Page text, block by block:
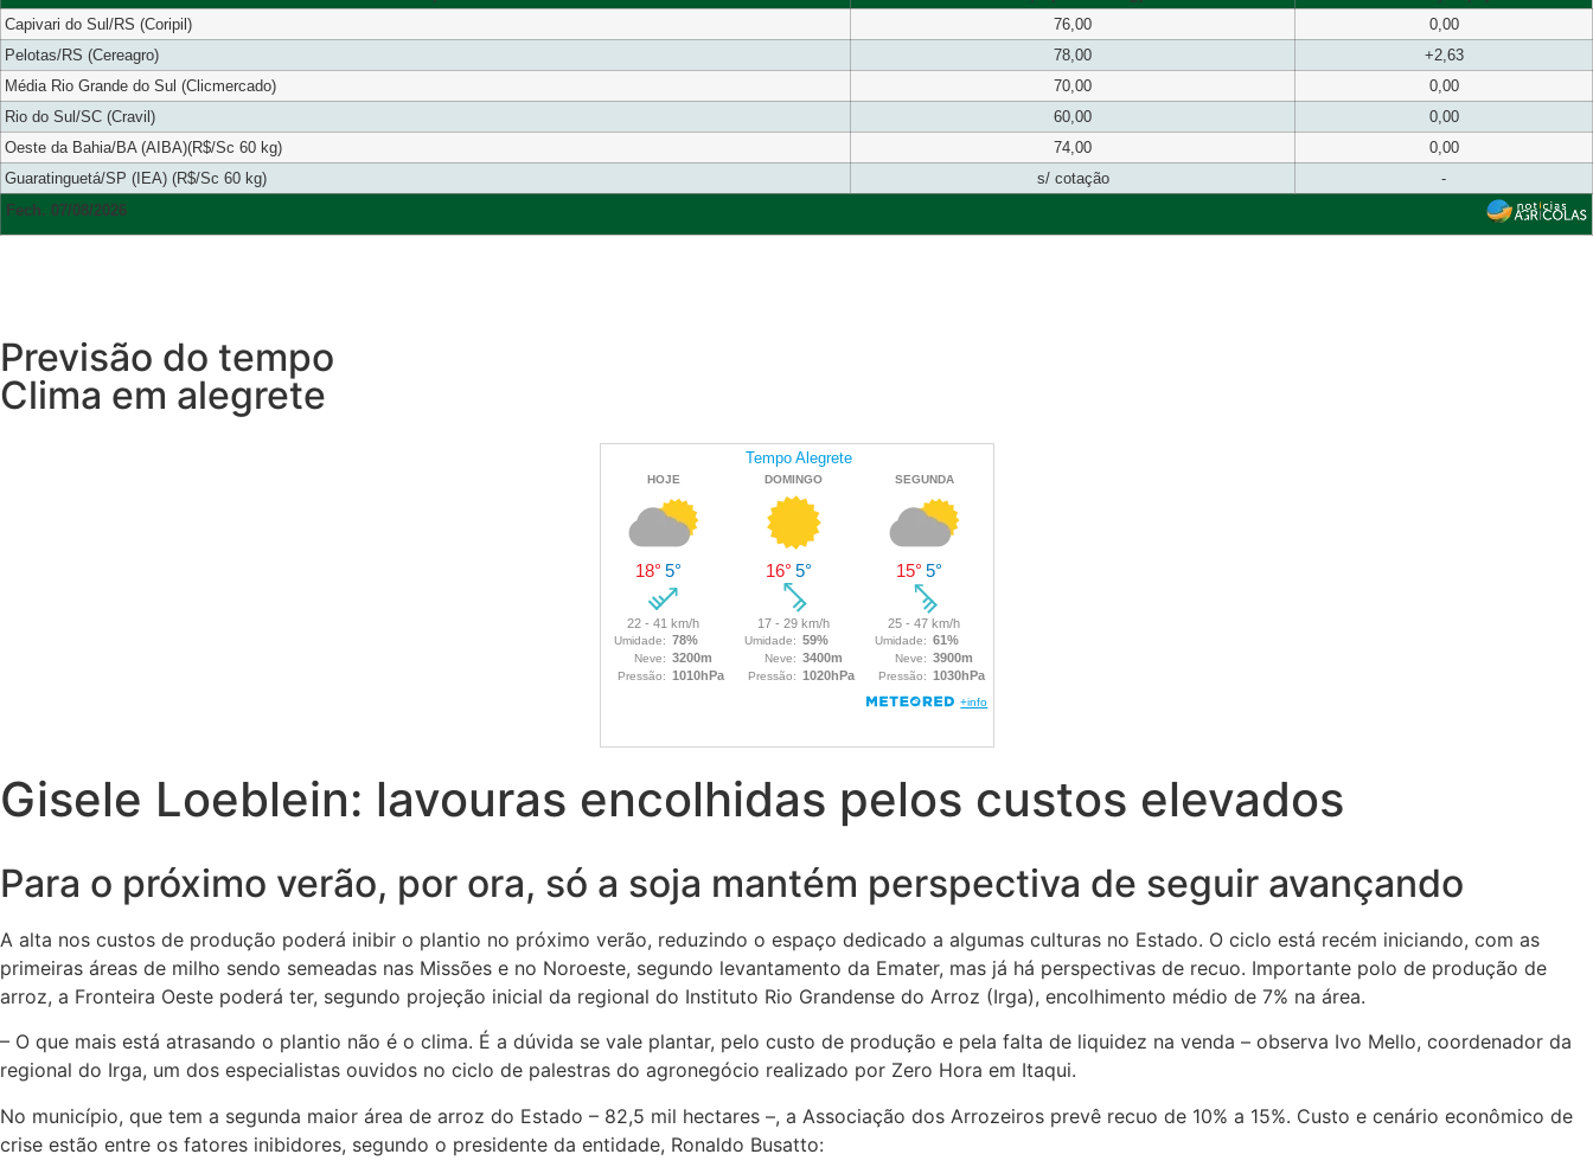
Capivari do Sul/RS (Coripil)
76,00
0,00
Pelotas/RS (Cereagro)
78,00
+2,63
Média Rio Grande do Sul (Clicmercado)
70,00
0,00
Rio do Sul/SC (Cravil)
60,00
0,00
Oeste da Bahia/BA (AIBA)(R$/Sc 60 kg)
74,00
0,00
Guaratinguetá/SP (IEA) (R$/Sc 60 kg)
s/ cotação
-
Fech. 07/08/2026
Previsão do tempo
Clima em alegrete
Gisele Loeblein: lavouras encolhidas pelos custos elevados
Para o próximo verão, por ora, só a soja mantém perspectiva de seguir avançando
A alta nos custos de produção poderá inibir o plantio no próximo verão, reduzindo o espaço dedicado a algumas culturas no Estado. O ciclo está recém iniciando, com as
primeiras áreas de milho sendo semeadas nas Missões e no Noroeste, segundo levantamento da Emater, mas já há perspectivas de recuo. Importante polo de produção de
arroz, a Fronteira Oeste poderá ter, segundo projeção inicial da regional do Instituto Rio Grandense do Arroz (Irga), encolhimento médio de 7% na área.
– O que mais está atrasando o plantio não é o clima. É a dúvida se vale plantar, pelo custo de produção e pela falta de liquidez na venda – observa Ivo Mello, coordenador da
regional do Irga, um dos especialistas ouvidos no ciclo de palestras do agronegócio realizado por Zero Hora em Itaqui.
No município, que tem a segunda maior área de arroz do Estado – 82,5 mil hectares –, a Associação dos Arrozeiros prevê recuo de 10% a 15%. Custo e cenário econômico de
crise estão entre os fatores inibidores, segundo o presidente da entidade, Ronaldo Busatto: